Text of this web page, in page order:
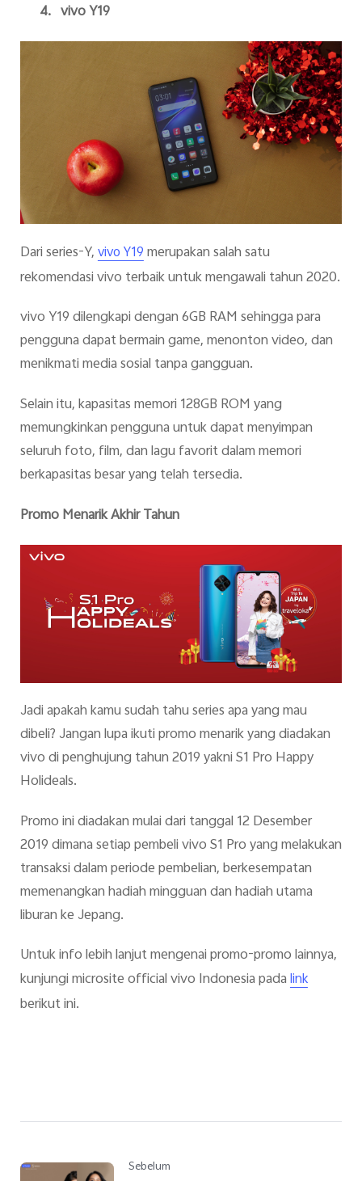
4. vivo Y19
Dari series-Y,vivo Y19merupakan salah satu
rekomendasi vivo terbaik untuk mengawali tahun 2020.
vivo Y19 dilengkapi dengan 6GB RAM sehingga para
pengguna dapat bermain game, menonton video, dan
menikmati media sosial tanpa gangguan.
Selain itu, kapasitas memori 128GB ROM yang
memungkinkan pengguna untuk dapat menyimpan
seluruh foto, film, dan lagu favorit dalam memori
berkapasitas besar yang telah tersedia.
Promo Menarik Akhir Tahun
Jadi apakah kamu sudah tahu series apa yang mau
dibeli? Jangan lupa ikuti promo menarik yang diadakan
vivo di penghujung tahun 2019 yakni S1 Pro Happy
Holideals.
Promo ini diadakan mulai dari tanggal 12 Desember
2019 dimana setiap pembeli vivo S1 Pro yang melakukan
transaksi dalam periode pembelian, berkesempatan
memenangkan hadiah mingguan dan hadiah utama
liburan ke Jepang.
Untuk info lebih lanjut mengenai promo-promo lainnya,
kunjungi microsite official vivo Indonesia padalink
berikut ini.
Sebelum